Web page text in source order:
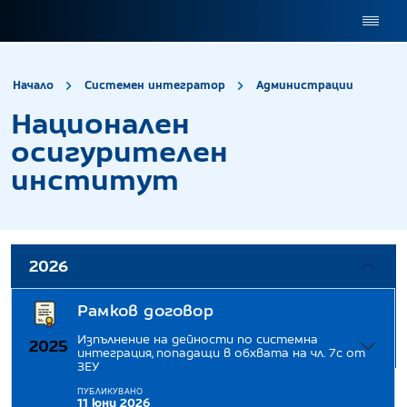
Начало Системен интегратор Администрации
Национален
осигурителен
институт
2026
Рамков договор
Изпълнение на дейности по системна
интеграция, попадащи в обхвата на чл. 7с от
ЗЕУ
ПУБЛИКУВАНО
11 юни 2026
2025